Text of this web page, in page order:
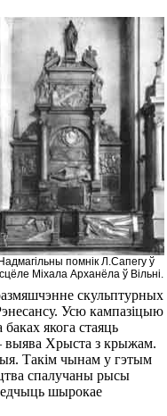
Надмагільны помнік Л.Сапегу ў
Міхала Арханёла ў Вільні.
скульптурных
Усю кампазіцыю
якога стаяць
выява Хрыста з крыжам.
Такім чынам у гэтым
спалучаны рысы
шырокае